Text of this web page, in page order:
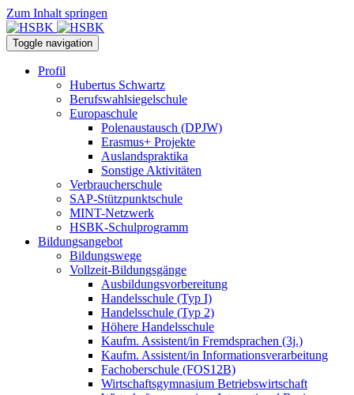
Zum Inhalt springen
Toggle navigation
Profil
Hubertus Schwartz
Berufswahlsiegelschule
Europaschule
Polenaustausch (DPJW)
Erasmus+ Projekte
Auslandspraktika
Sonstige Aktivitäten
Verbraucherschule
SAP-Stützpunktschule
MINT-Netzwerk
HSBK-Schulprogramm
Bildungsangebot
Bildungswege
Vollzeit-Bildungsgänge
Ausbildungsvorbereitung
Handelsschule (Typ I)
Handelsschule (Typ 2)
Höhere Handelsschule
Kaufm. Assistent/in­ Fremdsprachen (3j.)
Kaufm. Assistent/in Informationsverarbeitung
Fachoberschule (FOS12B)
Wirtschaftsgymnasium Betriebswirtschaft